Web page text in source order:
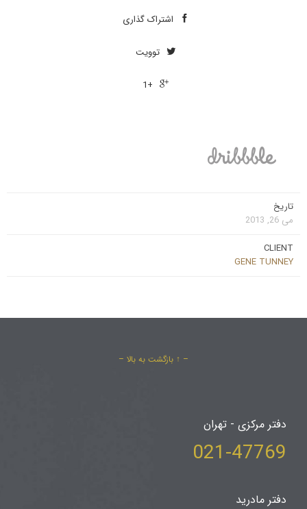
 اشتراک ‌گذاری
 توویت

+1
تاریخ
می 26, 2013
CLIENT
GENE TUNNEY
– ↑ بازگشت به بالا –
دفتر مرکزی - تهران
021-47769
دفتر مادرید